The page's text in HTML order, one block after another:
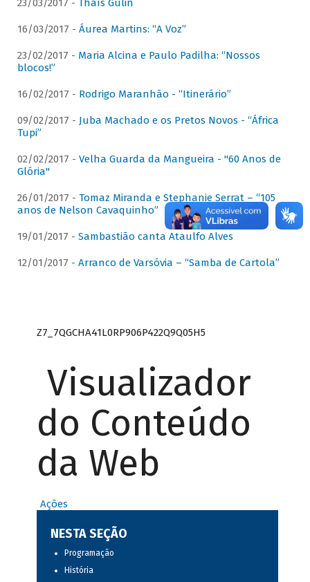
23/03/2017 - Thaís Gulin
16/03/2017 - Áurea Martins: “A Voz”
23/02/2017 - Maria Alcina e Paulo Padilha: “Nossos
blocos!”
16/02/2017 - Rodrigo Maranhão - “Itinerário”
09/02/2017 - Juba Machado e os Pretos Novos - “África
Tupi”
02/02/2017 - Velha Guarda da Mangueira - "60 Anos de
Glória"
26/01/2017 - Tomaz Miranda e Stephanie Serrat – “105
anos de Nelson Cavaquinho”
19/01/2017 - Sambastião canta Ataulfo Alves
12/01/2017 - Arranco de Varsóvia – “Samba de Cartola”
Z7_7QGCHA41L0RP906P422Q9Q05H5
Visualizador
do Conteúdo
da Web
Ações
NESTA SEÇÃO
Programação
História